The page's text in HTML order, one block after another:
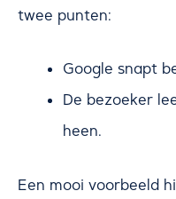
twee punten:
Google snapt
De bezoeker
heen.
Een mooi voorbeeld